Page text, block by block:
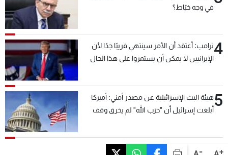
+
-
في وجه خيّاط؟
4ترامب: أعتقد أن الأمر سينتهي قريبًا جدًا لأن
الإيرانيين لا يمكن أن يستمروا على هذا الحال
5هيئة البث الإسرائيلية عن مصدر أمني: أميركا
أبلغت إسرائيل أن "حزب الله" لم يخرق وقف